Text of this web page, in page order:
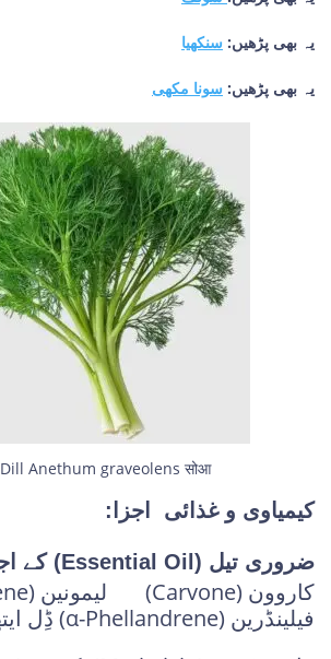
یہ بھی پڑھیں: سنکھیا
یہ بھی پڑھیں: سونا مکھی
سوئے Dill Anethum graveolens सोआ
کیمیاوی و غذائی اجزا:
ضروری تیل (Essential Oil) کے اجزاء
فیلینڈرین (α-Phellandrene) ڈِل ایتھر (Dill Ether)